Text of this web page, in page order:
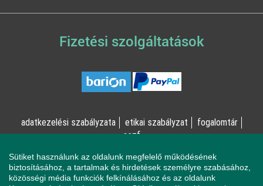
Fizetési szolgáltatások
adatkezelési szabályzata etikai szabályzat
fogalomtár
aszf
© Online Pszichológia Kft. 2023 - Minden jog fenntartva!
2161 Csomád, Levente utca 14/A
Sütiket használunk az oldalunk megfelelő működésének
biztosításához, a tartalmak és hirdetések személyre szabásához,
közösségi média funkciók felkínálásához és az oldalunk